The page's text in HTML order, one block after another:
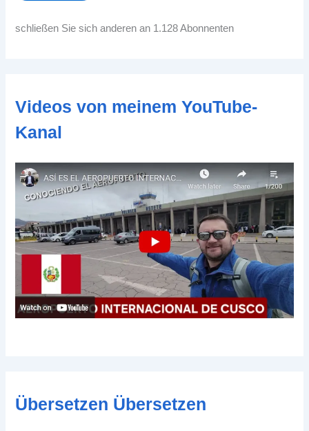
A
s
e
schließen Sie sich anderen an 1.128 Abonnenten
Videos von meinem YouTube-
Kanal
Übersetzen Übersetzen